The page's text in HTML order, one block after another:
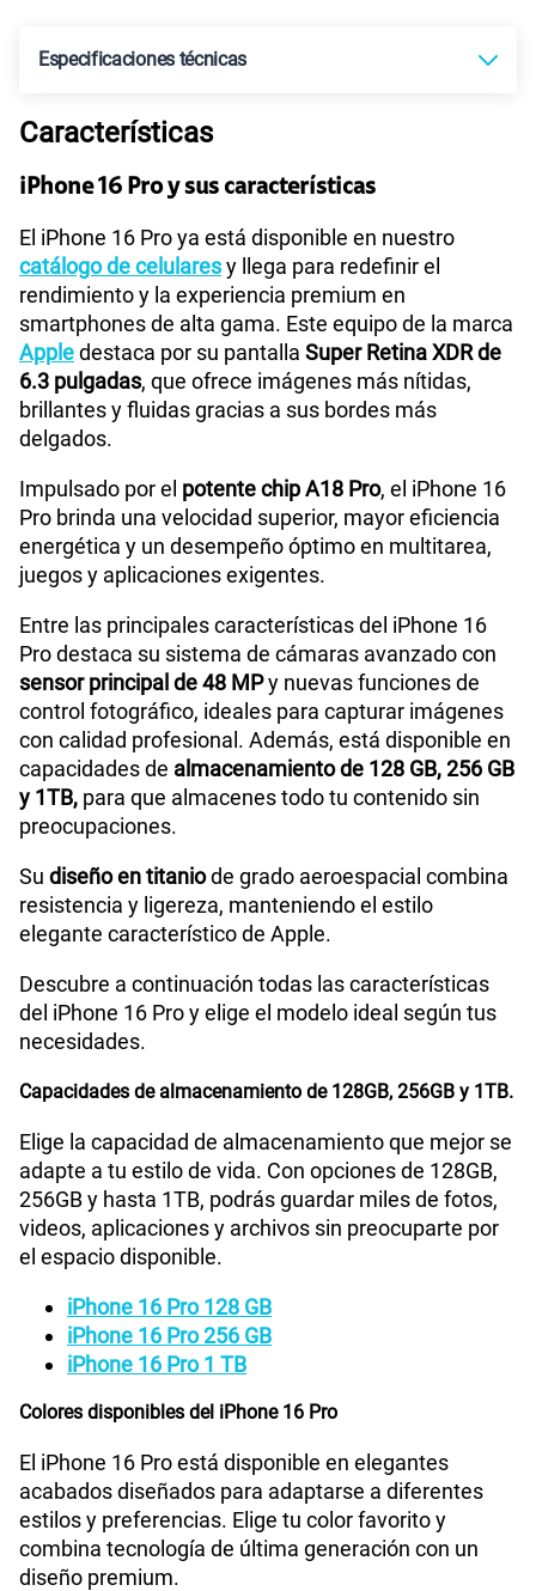
Especificaciones técnicas
Compatibilidad nano-SIM
Compatibilidad con eSIM
Características
iPhone 16 Pro y sus características
El iPhone 16 Pro ya está disponible en nuestro
catálogo de celularesy llega para redefinir el
rendimiento y la experiencia premium en
smartphones de alta gama. Este equipo de la marca
Appledestaca por su pantalla Super Retina XDR de
6.3 pulgadas, que ofrece imágenes más nítidas,
brillantes y fluidas gracias a sus bordes más
delgados.
Impulsado por el potente chip A18 Pro, el iPhone 16
Pro brinda una velocidad superior, mayor eficiencia
energética y un desempeño óptimo en multitarea,
juegos y aplicaciones exigentes.
Entre las principales características del iPhone 16
Pro destaca su sistema de cámaras avanzado con
sensor principal de 48 MPy nuevas funciones de
control fotográfico, ideales para capturar imágenes
con calidad profesional. Además, está disponible en
capacidades de almacenamiento de 128 GB, 256 GB
y 1TB, para que almacenes todo tu contenido sin
preocupaciones.
Su diseño en titaniode grado aeroespacial combina
resistencia y ligereza, manteniendo el estilo
elegante característico de Apple.
Descubre a continuación todas las características
del iPhone 16 Pro y elige el modelo ideal según tus
necesidades.
Capacidades de almacenamiento de 128GB, 256GB y 1TB.
Elige la capacidad de almacenamiento que mejor se
adapte a tu estilo de vida. Con opciones de 128GB,
256GB y hasta 1TB, podrás guardar miles de fotos,
videos, aplicaciones y archivos sin preocuparte por
el espacio disponible.
iPhone 16 Pro 128 GB
iPhone 16 Pro 256 GB
iPhone 16 Pro 1 TB
Colores disponibles del iPhone 16 Pro
El iPhone 16 Pro está disponible en elegantes
acabados diseñados para adaptarse a diferentes
estilos y preferencias. Elige tu color favorito y
combina tecnología de última generación con un
diseño premium.